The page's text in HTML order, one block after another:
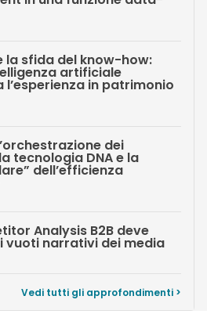
la sfida del know-how:
artificiale
in patrimonio
dei
tecnologia DNA e la
dell’efficienza
Analysis B2B deve
vuoti narrativi dei media
Vedi tutti gli approfondimenti >